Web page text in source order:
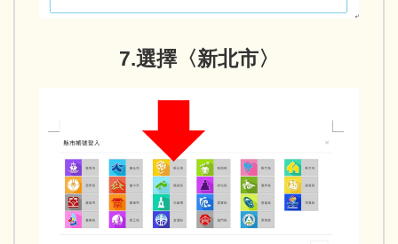
7.選擇〈新北市〉